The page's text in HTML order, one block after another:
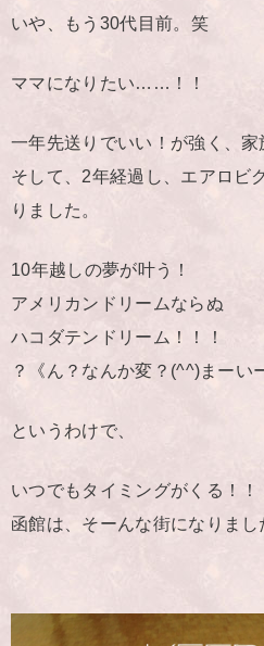
いや、もう30代目前。笑
ママになりたい……！！
一年先送りでいい！が強く、家
そして、2年経過し、エアロビ
りました。
10年越しの夢が叶う！
アメリカンドリームならぬ
ハコダテンドリーム！！！
？《ん？なんか変？(^^)まーい
というわけで、
いつでもタイミングがくる！！
函館は、そーんな街になりま